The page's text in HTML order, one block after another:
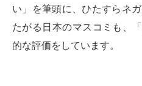
い」を筆頭に、ひたすらネ
たがる日本のマスコミも、
的な評価をしています。